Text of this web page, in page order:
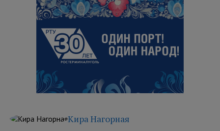
Кира Нагорная